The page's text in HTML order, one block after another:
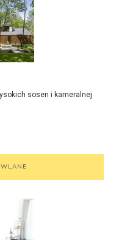
sosen i kameralnej